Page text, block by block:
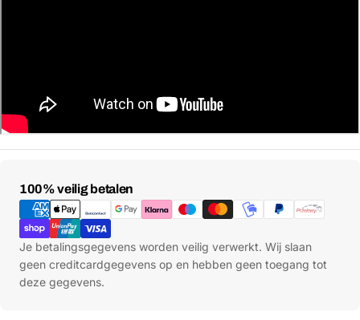
100% veilig betalen
Betaalmethoden
Je betalingsgegevens worden veilig verwerkt. Wij slaan
geen creditcardgegevens op en hebben geen toegang tot
deze gegevens.
Deel dit product
Delen
Jouw
naam
Jouw
email
Jouw